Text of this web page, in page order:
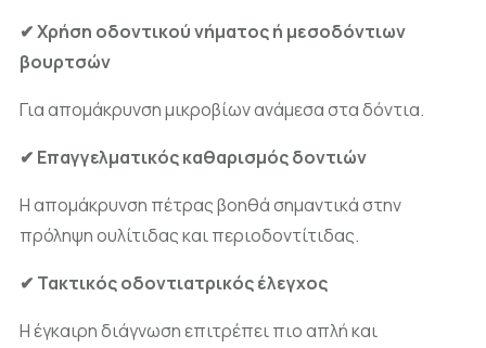
✔ Χρήση οδοντικού νήματος ή μεσοδόντιων
βουρτσών
Για απομάκρυνση μικροβίων ανάμεσα στα δόντια.
✔ Επαγγελματικός καθαρισμός δοντιών
Η απομάκρυνση πέτρας βοηθά σημαντικά στην
πρόληψη ουλίτιδας και περιοδοντίτιδας.
✔ Τακτικός οδοντιατρικός έλεγχος
Η έγκαιρη διάγνωση επιτρέπει πιο απλή και